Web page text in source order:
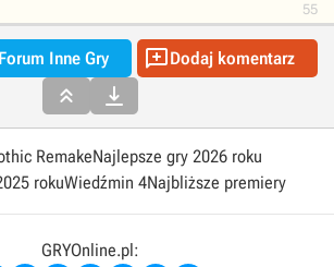
55
Forum Inne Gry Dodaj komentarz
 
RemakeNajlepsze gry 2026 roku
rokuWiedźmin 4Najbliższe premiery
GRYOnline.pl: